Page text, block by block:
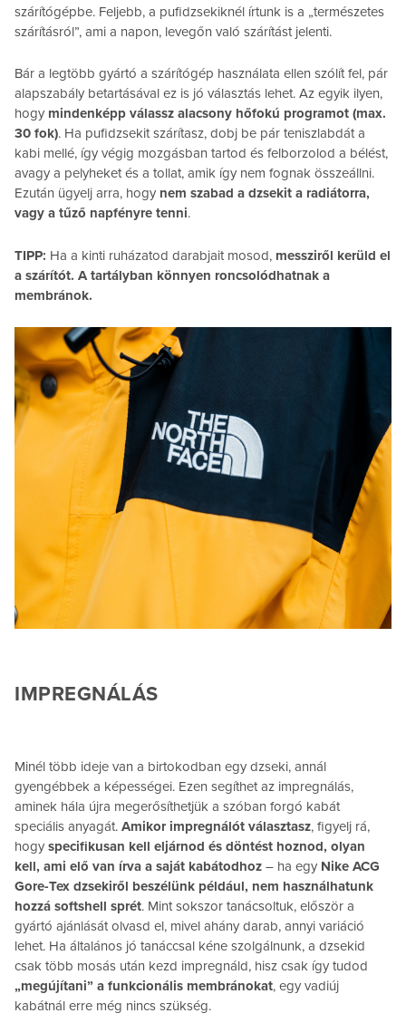
szárítógépbe. Feljebb, a pufidzsekiknél írtunk is a „természetes
szárításról”, ami a napon, levegőn való szárítást jelenti.
Bár a legtöbb gyártó a szárítógép használata ellen szólít fel, pár
alapszabály betartásával ez is jó választás lehet. Az egyik ilyen,
hogy mindenképp válassz alacsony hőfokú programot (max.
30 fok). Ha pufidzsekit szárítasz, dobj be pár teniszlabdát a
kabi mellé, így végig mozgásban tartod és felborzolod a bélést,
avagy a pelyheket és a tollat, amik így nem fognak összeállni.
Ezután ügyelj arra, hogy nem szabad a dzsekit a radiátorra,
vagy a tűző napfényre tenni.
TIPP: Ha a kinti ruházatod darabjait mosod, messziről kerüld el
a szárítót. A tartályban könnyen roncsolódhatnak a
membránok.
IMPREGNÁLÁS
Minél több ideje van a birtokodban egy dzseki, annál
gyengébbek a képességei. Ezen segíthet az impregnálás,
aminek hála újra megerősíthetjük a szóban forgó kabát
speciális anyagát. Amikor impregnálót választasz, figyelj rá,
hogy specifikusan kell eljárnod és döntést hoznod, olyan
kell, ami elő van írva a saját kabátodhoz – ha egy Nike ACG
Gore-Tex dzsekiről beszélünk például, nem használhatunk
hozzá softshell sprét. Mint sokszor tanácsoltuk, először a
gyártó ajánlását olvasd el, mivel ahány darab, annyi variáció
lehet. Ha általános jó tanáccsal kéne szolgálnunk, a dzsekid
csak több mosás után kezd impregnáld, hisz csak így tudod
„megújítani” a funkcionális membránokat, egy vadiúj
kabátnál erre még nincs szükség.